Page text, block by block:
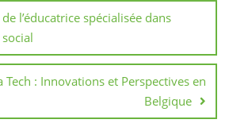
l’éducatrice spécialisée dans
Tech : Innovations et Perspectives en
Belgique